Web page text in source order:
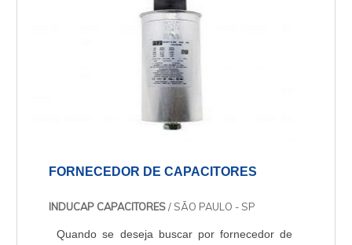
FORNECEDOR DE CAPACITORES
INDUCAP CAPACITORES/ SÃO PAULO - SP
Quando se deseja buscar por fornecedor de